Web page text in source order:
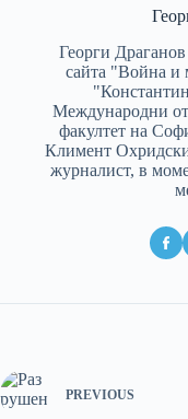
Георги Драганов
сайта "Война
Международни
факултет на
Климент
журналист, в
PREVIOUS